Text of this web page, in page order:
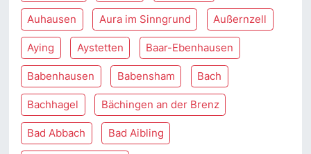
Auhausen Aura im Sinngrund Außernzell
Aying Aystetten Baar-Ebenhausen
Babenhausen Babensham Bach
Bachhagel Bächingen an der Brenz
Bad Abbach Bad Aibling